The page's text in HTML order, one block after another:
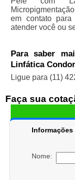
em contato
atender você ou
Para saber
Linfática
Ligue para (11)
Faça sua
Informações
Nome: